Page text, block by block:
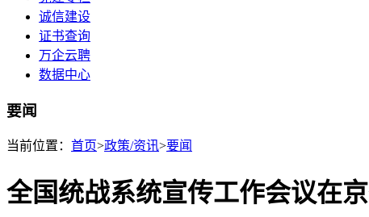
诚信建设
证书查询
万企云聘
数据中心
要闻
当前位置： 首页>政策/资讯>要闻
全国统战系统宣传工作会议在